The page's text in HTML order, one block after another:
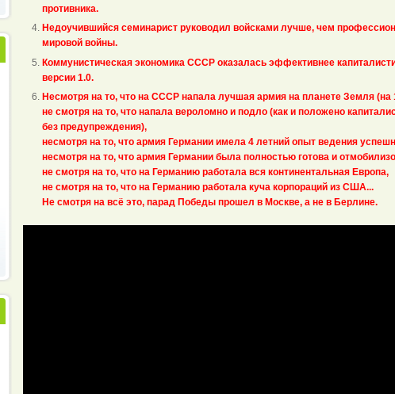
противника.
Недоучившийся семинарист руководил войсками лучше, чем
мировой войны.
Коммунистическая экономика СССР оказалась эффективнее
версии 1.0.
Несмотря на то, что на СССР напала лучшая армия на планете Земля (на
не смотря на то, что напала вероломно и подло (как и положено
без предупреждения),
несмотря на то, что армия Германии имела 4 летний опыт ведения
несмотря на то, что армия Германии была полностью готова и
не смотря на то, что на Германию работала вся континентальная Европа,
не смотря на то, что на Германию работала куча корпораций из США...
Не смотря на всё это, парад Победы прошел в Москве, а не в Берлине.